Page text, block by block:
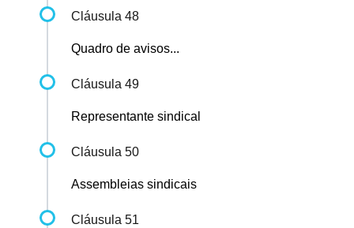
Cláusula 48
Quadro de avisos...
Cláusula 49
Representante sindical
Cláusula 50
Assembleias sindicais
Cláusula 51